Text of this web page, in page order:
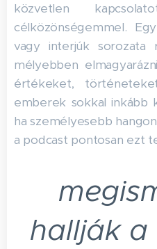
közvetlen
célközönségemmel.
vagy interjúk sorozata
mélyebben
értékeket,
emberek sokkal inkább
ha személyesebb
a podcast pontosan ezt
hallják a